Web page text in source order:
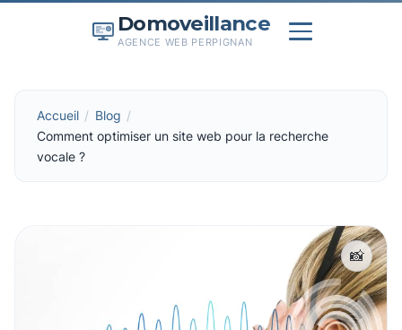
Domoveillance
AGENCE WEB PERPIGNAN
Accueil
Blog
Comment optimiser un site web pour la recherche
vocale ?